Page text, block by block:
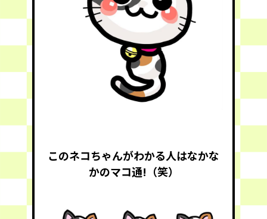
このネコちゃんがわかる人はなかな
かのマコ通!（笑）